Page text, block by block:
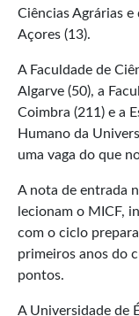
Ciências Agrárias
Açores (13).
A Faculdade de
Algarve (50), a
Coimbra (211) e a
Humano da
uma vaga do que
A nota de entrada
lecionam o MICF,
com o ciclo
primeiros anos do
pontos.
A Universidade de